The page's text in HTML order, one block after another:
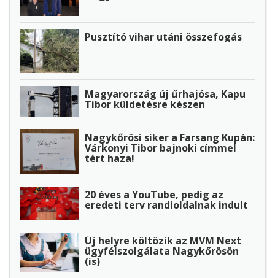
Pusztító vihar utáni összefogás
Magyarország új űrhajósa, Kapu
Tibor küldetésre készen
Nagykőrösi siker a Farsang Kupán:
Várkonyi Tibor bajnoki címmel
tért haza!
20 éves a YouTube, pedig az
eredeti terv randioldalnak indult
Új helyre költözik az MVM Next
ügyfélszolgálata Nagykőrösön
(is)